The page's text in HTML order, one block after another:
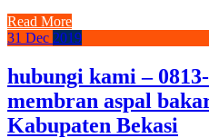
Read More
31 Dec 2019
hubungi kami –
membran aspal
Kabupaten Bekasi